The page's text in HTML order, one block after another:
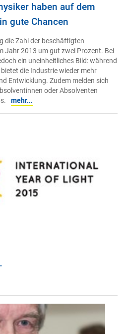
haben auf dem
gute Chancen
die Zahl der beschäftigten
Jahr 2013 um gut zwei Prozent. Bei
ein uneinheitliches Bild: während
die Industrie wieder mehr
Entwicklung. Zudem melden sich
oder Absolventen
mehr...